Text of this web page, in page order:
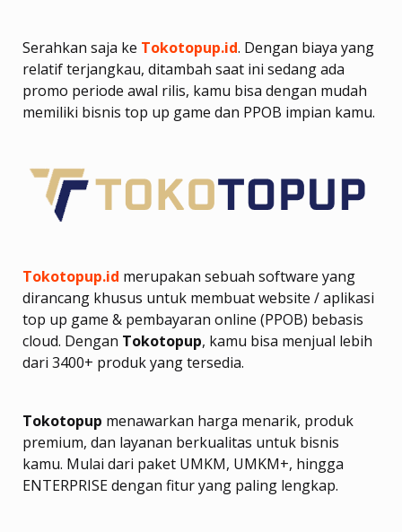
Serahkan saja ke Tokotopup.id. Dengan biaya yang
relatif terjangkau, ditambah saat ini sedang ada
promo periode awal rilis, kamu bisa dengan mudah
memiliki bisnis top up game dan PPOB impian kamu.
Tokotopup.id merupakan sebuah software yang
dirancang khusus untuk membuat website / aplikasi
top up game & pembayaran online (PPOB) bebasis
cloud. Dengan Tokotopup, kamu bisa menjual lebih
dari 3400+ produk yang tersedia.
Tokotopup menawarkan harga menarik, produk
premium, dan layanan berkualitas untuk bisnis
kamu. Mulai dari paket UMKM, UMKM+, hingga
ENTERPRISE dengan fitur yang paling lengkap.